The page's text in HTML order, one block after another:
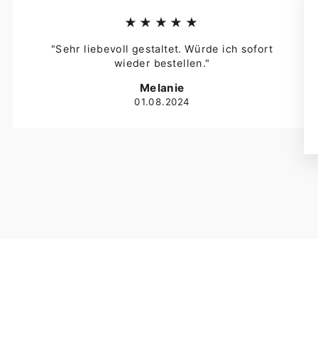
★★★★★
"Sehr liebevoll gestaltet. Würde ich sofort
wieder bestellen."
Melanie
01.08.2024